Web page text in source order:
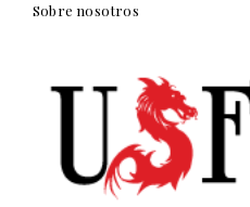
Sobre nosotros